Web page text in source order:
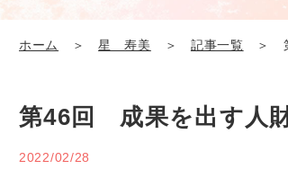
ホーム ＞星 寿美 ＞ 記事一覧 ＞ 第
第46回 成果を出す人
2022/02/28